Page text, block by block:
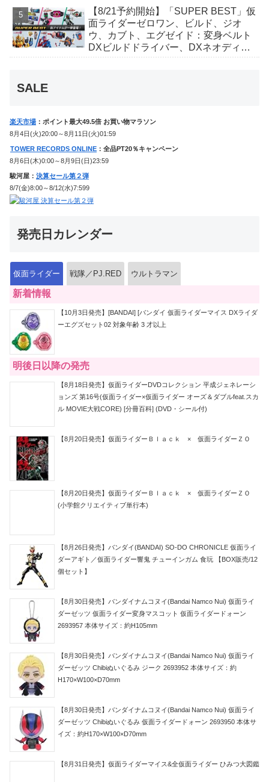
か豪華特典付き！
【8/21予約開始】「SUPER BEST」仮
面ライダーゼロワン、ビルド、ジオ
ウ、カブト、エグゼイド：変身ベルト
DXビルドドライバー、DXネオディケ
SALE
楽天市場 ：ポイント最大49.5倍 お買い物マラソン
8月4日(火)20:00～8月11日(火)01:59
TOWER RECORDS ONLINE ：全品PT20％キャンペーン
8月6日(木)0:00～8月9日(日)23:59
駿河屋： 決算セール第２弾
8/7(金)8:00～8/12(水)7:599
発売日カレンダー
仮面ライダー 戦隊／PJ.RED ウルトラマン
新着情報
【10月3日発売】[BANDAI] [バンダイ 仮面ライダーマイス DXライダ
ーエグズセット02 対象年齢 3 才以上
明後日以降の発売
【8月18日発売】仮面ライダーDVDコレクション 平成ジェネレーシ
ョンズ 第16号(仮面ライダー×仮面ライダー オーズ＆ダブルfeat.スカ
ル MOVIE大戦CORE) [分冊百科] (DVD・シール付)
【8月20日発売】仮面ライダーＢｌａｃｋ × 仮面ライダーＺＯ
【8月20日発売】仮面ライダーＢｌａｃｋ × 仮面ライダーＺＯ
(小学館クリエイティブ単行本)
【8月26日発売】バンダイ(BANDAI) SO-DO CHRONICLE 仮面ライ
ダーアギト／仮面ライダー響鬼 チューインガム 食玩 【BOX販売/12
個セット】
【8月30日発売】バンダイナムコヌイ(Bandai Namco Nui) 仮面ライ
ダーゼッツ 仮面ライダー変身マスコット 仮面ライダードォーン
2693957 本体サイズ：約H105mm
【8月30日発売】バンダイナムコヌイ(Bandai Namco Nui) 仮面ライ
ダーゼッツ Chibiぬいぐるみ ジーク 2693952 本体サイズ：約
H170×W100×D70mm
【8月30日発売】バンダイナムコヌイ(Bandai Namco Nui) 仮面ライ
ダーゼッツ Chibiぬいぐるみ 仮面ライダードォーン 2693950 本体サ
イズ：約H170×W100×D70mm
【8月31日発売】仮面ライダーマイス&全仮面ライダー ひみつ大図鑑